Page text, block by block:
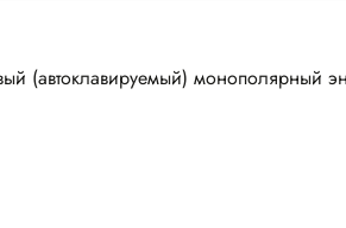
(автоклавируемый) монополярный